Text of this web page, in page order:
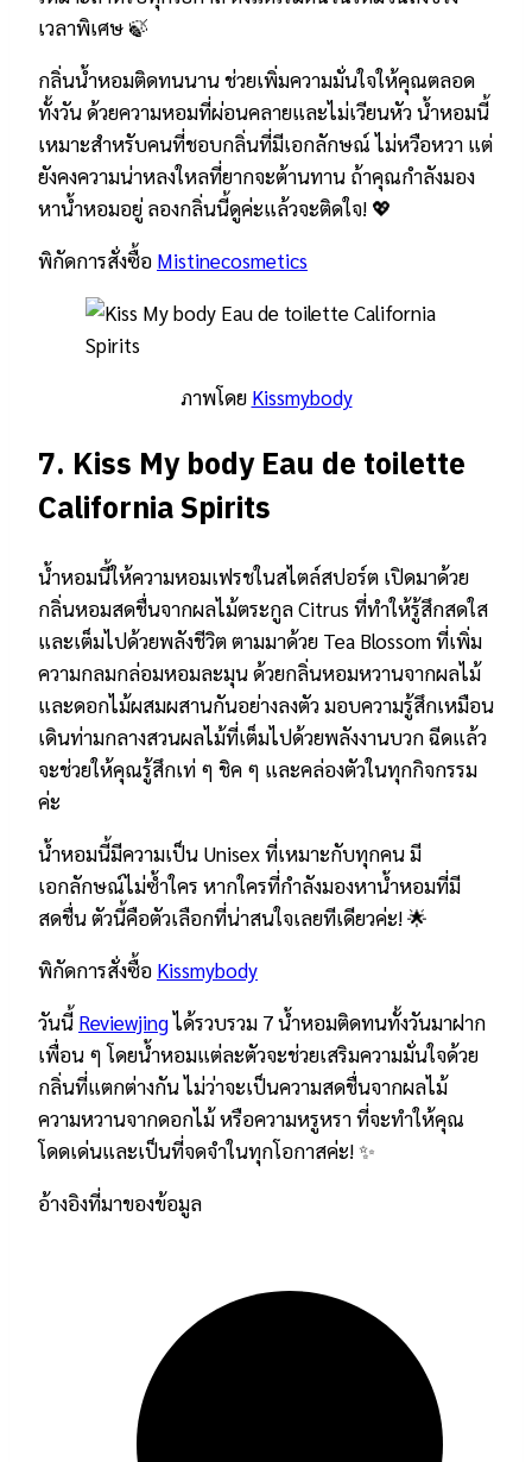
เวลาพิเศษ 🍃
กลิ่นน้ำหอมติดทนนาน ช่วยเพิ่มความมั่นใจให้คุณตลอด
ทั้งวัน ด้วยความหอมที่ผ่อนคลายและไม่เวียนหัว น้ำหอมนี้
เหมาะสำหรับคนที่ชอบกลิ่นที่มีเอกลักษณ์ ไม่หวือหวา แต่
ยังคงความน่าหลงใหลที่ยากจะต้านทาน ถ้าคุณกำลังมอง
หาน้ำหอมอยู่ ลองกลิ่นนี้ดูค่ะแล้วจะติดใจ! 💖
พิกัดการสั่งซื้อ Mistinecosmetics
ภาพโดย Kissmybody
7. Kiss My body Eau de toilette
California Spirits
น้ำหอมนี้ให้ความหอมเฟรชในสไตล์สปอร์ต เปิดมาด้วย
กลิ่นหอมสดชื่นจากผลไม้ตระกูล Citrus ที่ทำให้รู้สึกสดใส
และเต็มไปด้วยพลังชีวิต ตามมาด้วย Tea Blossom ที่เพิ่ม
ความกลมกล่อมหอมละมุน ด้วยกลิ่นหอมหวานจากผลไม้
และดอกไม้ผสมผสานกันอย่างลงตัว มอบความรู้สึกเหมือน
เดินท่ามกลางสวนผลไม้ที่เต็มไปด้วยพลังงานบวก ฉีดแล้ว
จะช่วยให้คุณรู้สึกเท่ ๆ ชิค ๆ และคล่องตัวในทุกกิจกรรม
ค่ะ
น้ำหอมนี้มีความเป็น Unisex ที่เหมาะกับทุกคน มี
เอกลักษณ์ไม่ซ้ำใคร หากใครที่กำลังมองหาน้ำหอมที่มี
สดชื่น ตัวนี้คือตัวเลือกที่น่าสนใจเลยทีเดียวค่ะ! 🌟
พิกัดการสั่งซื้อ Kissmybody
วันนี้ Reviewjingได้รวบรวม 7 น้ำหอมติดทนทั้งวันมาฝาก
เพื่อน ๆ โดยน้ำหอมแต่ละตัวจะช่วยเสริมความมั่นใจด้วย
กลิ่นที่แตกต่างกัน ไม่ว่าจะเป็นความสดชื่นจากผลไม้
ความหวานจากดอกไม้ หรือความหรูหรา ที่จะทำให้คุณ
โดดเด่นและเป็นที่จดจำในทุกโอกาสค่ะ! ✨
อ้างอิงที่มาของข้อมูล